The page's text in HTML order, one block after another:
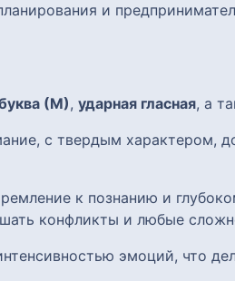
и
(М), ударная гласная, а
с твердым характером,
к познанию и
конфликты и любые
эмоций, что